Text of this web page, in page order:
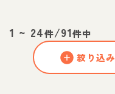
1 ~ 24件/91件中
絞り込み